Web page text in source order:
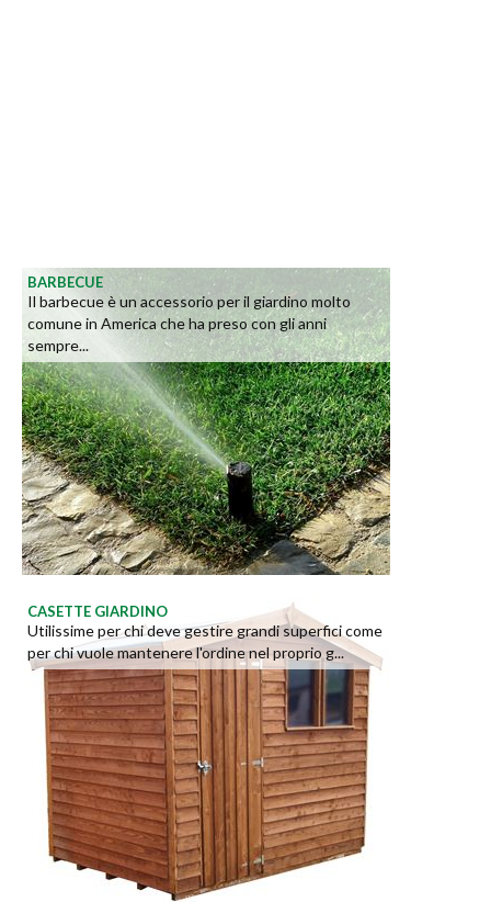
BARBECUE
Il barbecue è un accessorio per il giardino molto
comune in America che ha preso con gli anni
sempre...
CASETTE GIARDINO
Utilissime per chi deve gestire grandi superfici come
per chi vuole mantenere l'ordine nel proprio g...